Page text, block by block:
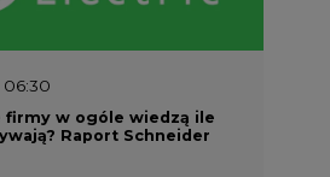
firmy w ogóle wiedzą ile
Raport Schneider